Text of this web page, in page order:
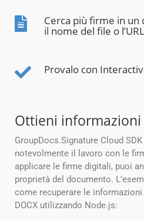
Cerca più firme in
il nome del file o
Provalo con
Ottieni
GroupDocs.Signature Cloud
notevolmente il lavoro con le
applicare le firme digitali, puoi
proprietà del documento.
come recuperare le
DOCX utilizzando Node.js: